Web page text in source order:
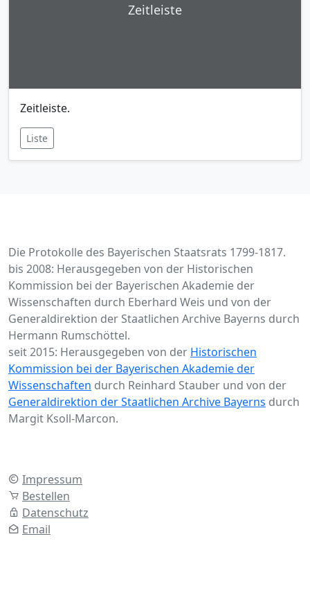
Zeitleiste
Zeitleiste.
Liste
Die Protokolle des Bayerischen Staatsrats 1799-1817.
bis 2008: Herausgegeben von der Historischen
Kommission bei der Bayerischen Akademie der
Wissenschaften durch Eberhard Weis und von der
Generaldirektion der Staatlichen Archive Bayerns durch
Hermann Rumschöttel.
seit 2015: Herausgegeben von der Historischen
Kommission bei der Bayerischen Akademie der
Wissenschaften durch Reinhard Stauber und von der
Generaldirektion der Staatlichen Archive Bayerns durch
Margit Ksoll-Marcon.
Impressum
Bestellen
Datenschutz
Email